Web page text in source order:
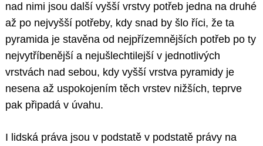
nad nimi jsou další vyšší vrstvy potřeb jedna na druhé
až po nejvyšší potřeby, kdy snad by šlo říci, že ta
pyramida je stavěna od nejpřízemnějších potřeb po ty
nejvytříbenější a nejušlechtilejší v jednotlivých
vrstvách nad sebou, kdy vyšší vrstva pyramidy je
nesena až uspokojením těch vrstev nižších, teprve
pak připadá v úvahu.
I lidská práva jsou v podstatě v podstatě právy na